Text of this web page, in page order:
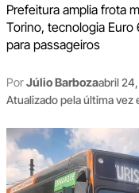
Prefeitura amplia frota
Torino, tecnologia
para passageiros
PorJúlio Barbozaabril
Atualizado pela última vez